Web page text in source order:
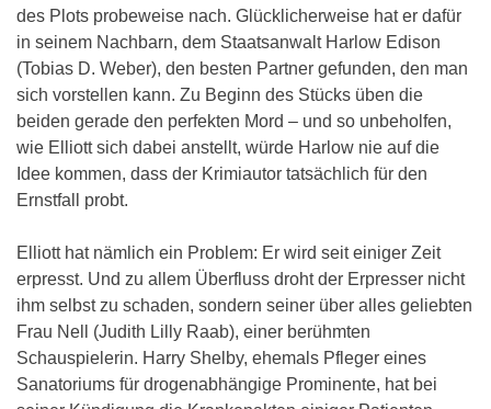
des Plots probeweise nach. Glücklicherweise hat er dafür
in seinem Nachbarn, dem Staatsanwalt Harlow Edison
(Tobias D. Weber), den besten Partner gefunden, den man
sich vorstellen kann. Zu Beginn des Stücks üben die
beiden gerade den perfekten Mord – und so unbeholfen,
wie Elliott sich dabei anstellt, würde Harlow nie auf die
Idee kommen, dass der Krimiautor tatsächlich für den
Ernstfall probt.
Elliott hat nämlich ein Problem: Er wird seit einiger Zeit
erpresst. Und zu allem Überfluss droht der Erpresser nicht
ihm selbst zu schaden, sondern seiner über alles geliebten
Frau Nell (Judith Lilly Raab), einer berühmten
Schauspielerin. Harry Shelby, ehemals Pfleger eines
Sanatoriums für drogenabhängige Prominente, hat bei